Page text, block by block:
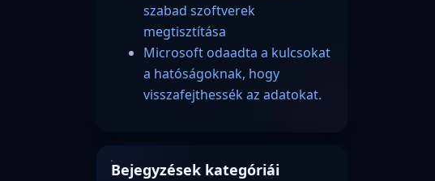
szabad szoftverek
megtisztítása
Microsoft odaadta a kulcsokat
a hatóságoknak, hogy
visszafejthessék az adatokat.
Bejegyzések kategóriái